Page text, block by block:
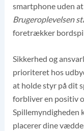
smartphone uden
Brugeroplevelsen
foretrækker
Sikkerhed og
prioriteret hos
at holde styr på dit
forbliver en positiv
Spillemyndigheden
placerer dine